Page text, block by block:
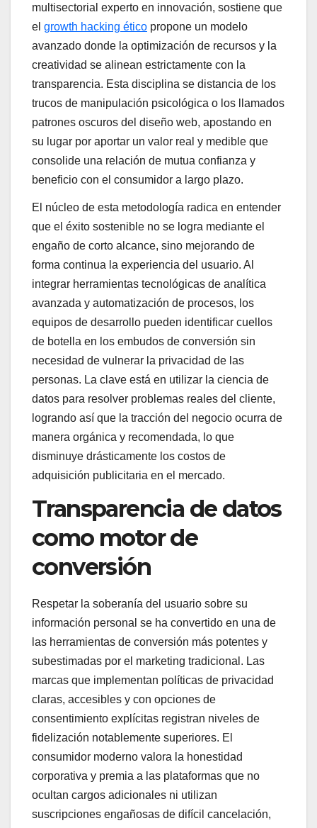
multisectorial experto en innovación, sostiene que
el growth hacking ético propone un modelo
avanzado donde la optimización de recursos y la
creatividad se alinean estrictamente con la
transparencia. Esta disciplina se distancia de los
trucos de manipulación psicológica o los llamados
patrones oscuros del diseño web, apostando en
su lugar por aportar un valor real y medible que
consolide una relación de mutua confianza y
beneficio con el consumidor a largo plazo.
El núcleo de esta metodología radica en entender
que el éxito sostenible no se logra mediante el
engaño de corto alcance, sino mejorando de
forma continua la experiencia del usuario. Al
integrar herramientas tecnológicas de analítica
avanzada y automatización de procesos, los
equipos de desarrollo pueden identificar cuellos
de botella en los embudos de conversión sin
necesidad de vulnerar la privacidad de las
personas. La clave está en utilizar la ciencia de
datos para resolver problemas reales del cliente,
logrando así que la tracción del negocio ocurra de
manera orgánica y recomendada, lo que
disminuye drásticamente los costos de
adquisición publicitaria en el mercado.
Transparencia de datos
como motor de
conversión
Respetar la soberanía del usuario sobre su
información personal se ha convertido en una de
las herramientas de conversión más potentes y
subestimadas por el marketing tradicional. Las
marcas que implementan políticas de privacidad
claras, accesibles y con opciones de
consentimiento explícitas registran niveles de
fidelización notablemente superiores. El
consumidor moderno valora la honestidad
corporativa y premia a las plataformas que no
ocultan cargos adicionales ni utilizan
suscripciones engañosas de difícil cancelación,